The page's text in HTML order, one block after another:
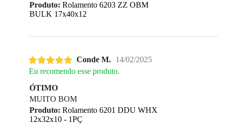
Produto: Rolamento 6203 ZZ OBM
BULK 17x40x12
Conde M.
14/02/2025
Eu recomendo esse produto.
ÓTIMO
MUITO BOM
Produto: Rolamento 6201 DDU WHX
12x32x10 - 1PÇ